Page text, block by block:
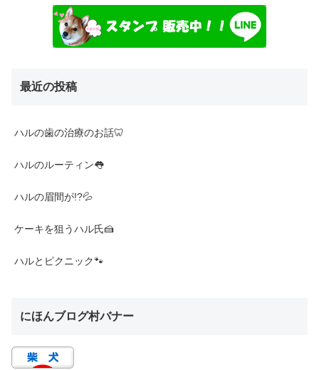
最近の投稿
ハルの歯の治療のお話🦷
ハルのルーティン👅
ハルの眉間が!?💦
ケーキを狙うハル氏🍰
ハルとピクニック🐾
にほんブログ村バナー